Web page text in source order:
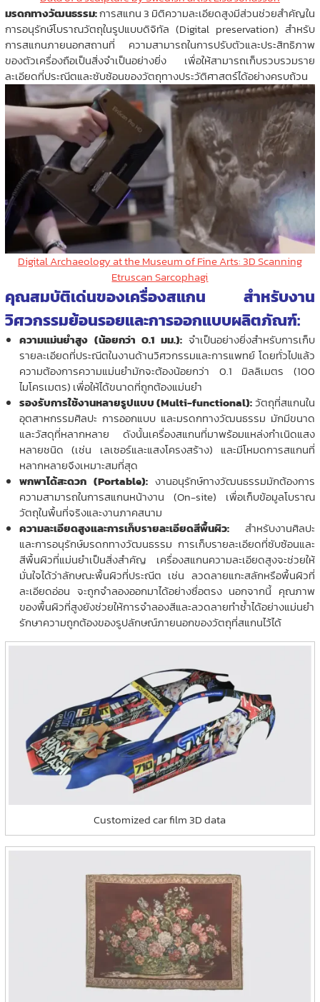
มรดกทางวัฒนธรรม:การสแกน 3 มิติความละเอียดสูงมีส่วนช่วยสำคัญใน
การอนุรักษ์โบราณวัตถุในรูปแบบดิจิทัล (Digital preservation) สำหรับ
การสแกนภายนอกสถานที่ ความสามารถในการปรับตัวและประสิทธิภาพ
ของตัวเครื่องถือเป็นสิ่งจำเป็นอย่างยิ่ง เพื่อให้สามารถเก็บรวบรวมราย
ละเอียดที่ประณีตและซับซ้อนของวัตถุทางประวัติศาสตร์ได้อย่างครบถ้วน
Digital Archaeology at the Museum of Fine Arts: 3D Scanning
Etruscan Sarcophagi
คุณสมบัติเด่นของเครื่องสแกน สำหรับงาน
วิศวกรรมย้อนรอยและการออกแบบผลิตภัณฑ์:
ความแม่นยำสูง (น้อยกว่า 0.1 มม.): จำเป็นอย่างยิ่งสำหรับการเก็บ
รายละเอียดที่ประณีตในงานด้านวิศวกรรมและการแพทย์ โดยทั่วไปแล้ว
ความต้องการความแม่นยำมักจะต้องน้อยกว่า 0.1 มิลลิเมตร (100
ไมโครเมตร) เพื่อให้ได้ขนาดที่ถูกต้องแม่นยำ
รองรับการใช้งานหลายรูปแบบ (Multi-functional):วัตถุที่สแกนใน
อุตสาหกรรมศิลปะ การออกแบบ และมรดกทางวัฒนธรรม มักมีขนาด
และวัสดุที่หลากหลาย ดังนั้นเครื่องสแกนที่มาพร้อมแหล่งกำเนิดแสง
หลายชนิด (เช่น เลเซอร์และแสงโครงสร้าง) และมีโหมดการสแกนที่
หลากหลายจึงเหมาะสมที่สุด
พกพาได้สะดวก (Portable): งานอนุรักษ์ทางวัฒนธรรมมักต้องการ
ความสามารถในการสแกนหน้างาน (On-site) เพื่อเก็บข้อมูลโบราณ
วัตถุในพื้นที่จริงและงานภาคสนาม
ความละเอียดสูงและการเก็บรายละเอียดสีพื้นผิว:สำหรับงานศิลปะ
และการอนุรักษ์มรดกทางวัฒนธรรม การเก็บรายละเอียดที่ซับซ้อนและ
สีพื้นผิวที่แม่นยำเป็นสิ่งสำคัญ เครื่องสแกนความละเอียดสูงจะช่วยให้
มั่นใจได้ว่าลักษณะพื้นผิวที่ประณีต เช่น ลวดลายแกะสลักหรือพื้นผิวที่
ละเอียดอ่อน จะถูกจำลองออกมาได้อย่างซื่อตรง นอกจากนี้ คุณภาพ
ของพื้นผิวที่สูงยังช่วยให้การจำลองสีและลวดลายทำซ้ำได้อย่างแม่นยำ
รักษาความถูกต้องของรูปลักษณ์ภายนอกของวัตถุที่สแกนไว้ได้
Customized car film 3D data